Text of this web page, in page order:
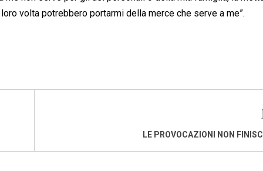
volta potrebbero portarmi della merce che serve a me”.
LE PROVOCAZIONI NON